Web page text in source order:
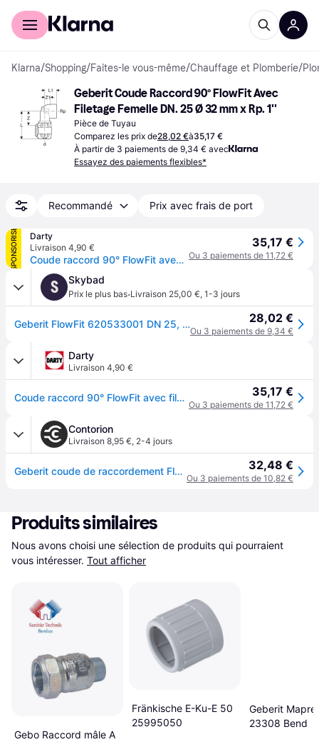
Acheter avec Klarna
Klarna/Shopping/Faites-le vous-même/Chauffage et Plomberie/
Geberit Coude Raccord 90° FlowFit Avec
Filetage Femelle DN. 25 Ø 32 mm x Rp. 1''
Pièce de Tuyau
Comparez les prix de28,02 €à35,17 €
À partir de 3 paiements de 9,34 € avec
Essayez des paiements flexibles*
Recommandé Prix avec frais de port
SPONSORISÉ
Darty
Livraison 4,90 €
Coude raccord 90° FlowFit avec filetage femelle - DN. 25 - Ø 32 mm x Rp. 1'' - - 620.533.00.1
35,17 €
Ou 3 paiements de 11,72 €
S Skybad
Prix le plus bas·Livraison 25,00 €, 1-3 jours
Geberit FlowFit 620533001 DN 25, Ø32, R 2000 , 90 degrés, avec filetage intérieur 28,02 €
Ou 3 paiements de 9,34 €
Darty
Livraison 4,90 €
Coude raccord 90° FlowFit avec filetage femelle - DN. 25 - Ø 32 mm x Rp. 1'' - - 620.533.00.1 35,17 €
Ou 3 paiements de 11,72 €
Contorion
Livraison 8,95 €, 2-4 jours
Geberit coude de raccordement FlowFit d=32mm, R 1, 90°, avec filetage intérieur 32,48 €
Ou 3 paiements de 10,82 €
Produits similaires
Nous avons choisi une sélection de produits qui pourraient
vous intéresser. Tout afficher
Gebo Raccord mâle A
Fränkische E-Ku-E 50
25995050
Geberit
23308 Bend